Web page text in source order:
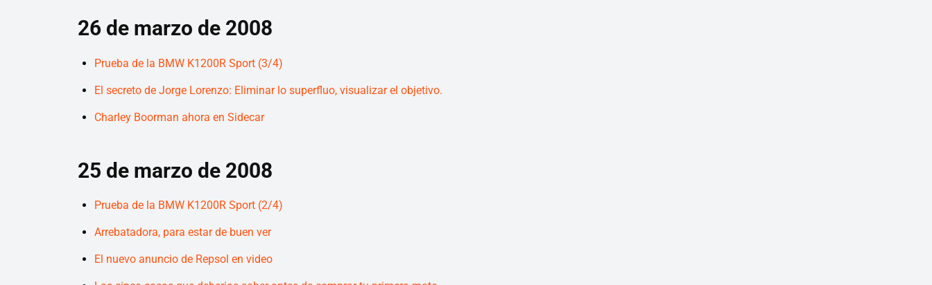
26 de marzo de 2008
Prueba de la BMW K1200R Sport (3/4)
El secreto de Jorge Lorenzo: Eliminar lo superfluo, visualizar el objetivo.
Charley Boorman ahora en Sidecar
25 de marzo de 2008
Prueba de la BMW K1200R Sport (2/4)
Arrebatadora, para estar de buen ver
El nuevo anuncio de Repsol en video